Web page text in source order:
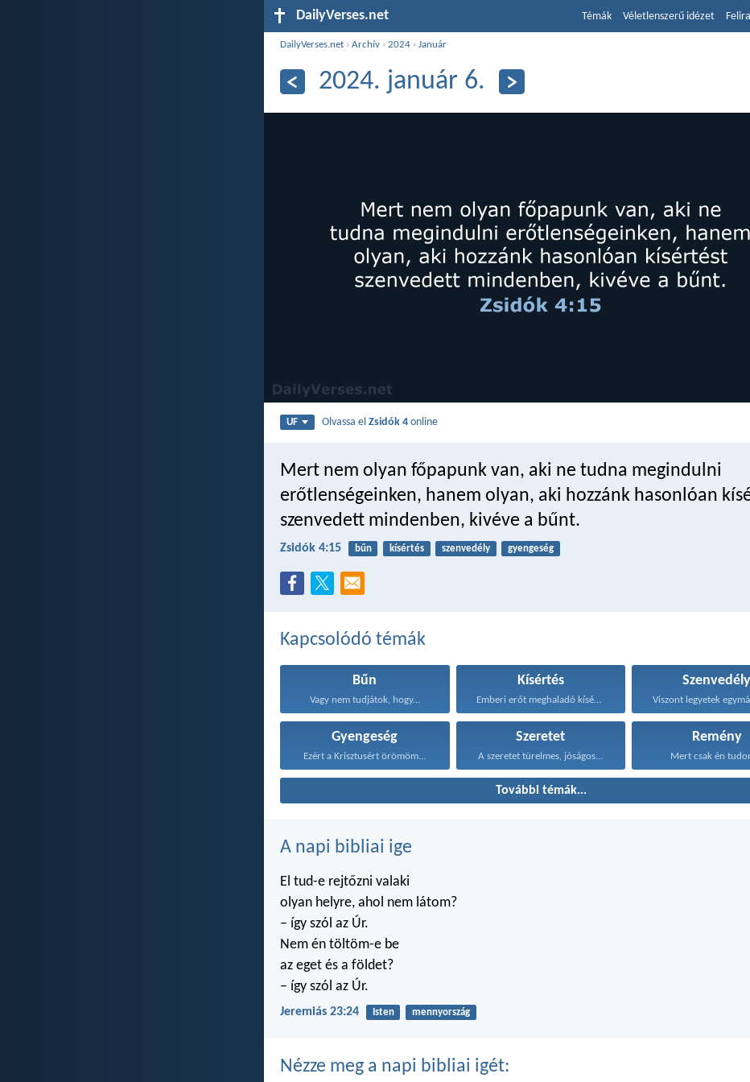
DailyVerses.net Témák Véletlenszerű idézet
DailyVerses.net ›Archív ›2024 ›Január
2024. január 6.
UF Olvassa elZsidók 4 online
Mert nem olyan főpapunk van, aki ne tudna megindulni
erőtlenségeinken, hanem olyan, aki hozzánk hasonlóan
szenvedett mindenben, kivéve a bűnt.
Zsidók 4:15 bűn kísértés szenvedély gyengeség
Kapcsolódó témák
Bűn
Vagy nem tudjátok, hogy...
Kísértés Szenvedély
Gyengeség
Ezért a Krisztusért örömöm...
Szeretet
A szeretet türelmes, jóságos...
Remény
Mert csak én
További témák...
A napi bibliai ige
El tud-e rejtőzni valaki
olyan helyre, ahol nem látom?
– így szól az Úr.
Nem én töltöm-e be
az eget és a földet?
– így szól az Úr.
Jeremiás 23:24 Isten mennyország
Nézze meg a napi bibliai igét: